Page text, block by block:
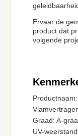
Ervaar de
product dat
volgende
Graad: A-
UV-